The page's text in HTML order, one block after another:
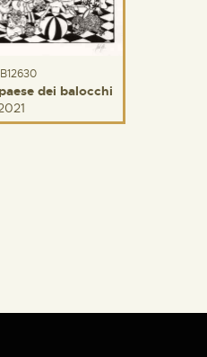
dei balocchi